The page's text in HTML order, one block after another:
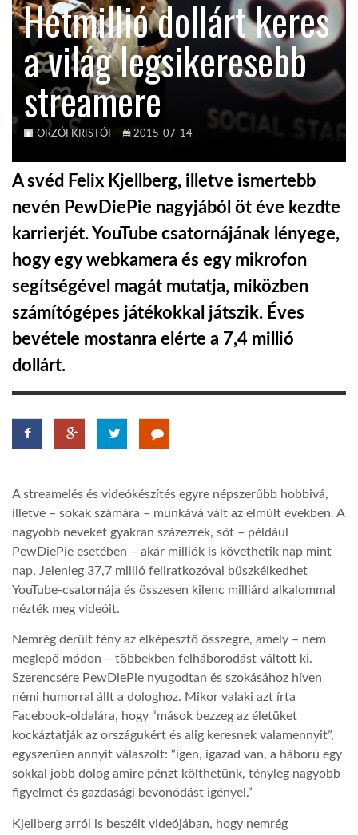
AUSZTRÁLIA
A VILÁG ITTHON
GLOBOTV BP
HÍR3D
TROPICALMAGAZIN
GLOBOTV
AFRIKA TUDÁSTÁR
A NAP SZÉPE
LINKTR.EE
GLOBOZSARU
DOBRAVERO.HU
LATIMO.HU
GLOBOBOOK
Hétmillió dollárt keres
a világ legsikeresebb
streamere
ORZÓI KRISTÓF 2015-07-14
A svéd Felix Kjellberg, illetve ismertebb
nevén PewDiePie nagyjából öt éve kezdte
karrierjét. YouTube csatornájának lényege,
hogy egy webkamera és egy mikrofon
segítségével magát mutatja, miközben
számítógépes játékokkal játszik. Éves
bevétele mostanra elérte a 7,4 millió
dollárt.
A streamelés és videókészítés egyre népszerűbb hobbivá,
illetve – sokak számára – munkává vált az elmúlt években. A
nagyobb neveket gyakran százezrek, sőt – például
PewDiePie esetében – akár milliók is követhetik nap mint
nap. Jelenleg 37,7 millió feliratkozóval büszkélkedhet
YouTube-csatornája és összesen kilenc milliárd alkalommal
nézték meg videóit.
Nemrég derült fény az elképesztő összegre, amely – nem
meglepő módon – többekben felháborodást váltott ki.
Szerencsére PewDiePie nyugodtan és szokásához híven
némi humorral állt a dologhoz. Mikor valaki azt írta
Facebook-oldalára, hogy “mások bezzeg az életüket
kockáztatják az országukért és alig keresnek valamennyit”,
egyszerűen annyit válaszolt: “igen, igazad van, a háború egy
sokkal jobb dolog amire pénzt költhetünk, tényleg nagyobb
figyelmet és gazdasági bevonódást igényel.”
Kjellberg arról is beszélt videójában, hogy nemrég